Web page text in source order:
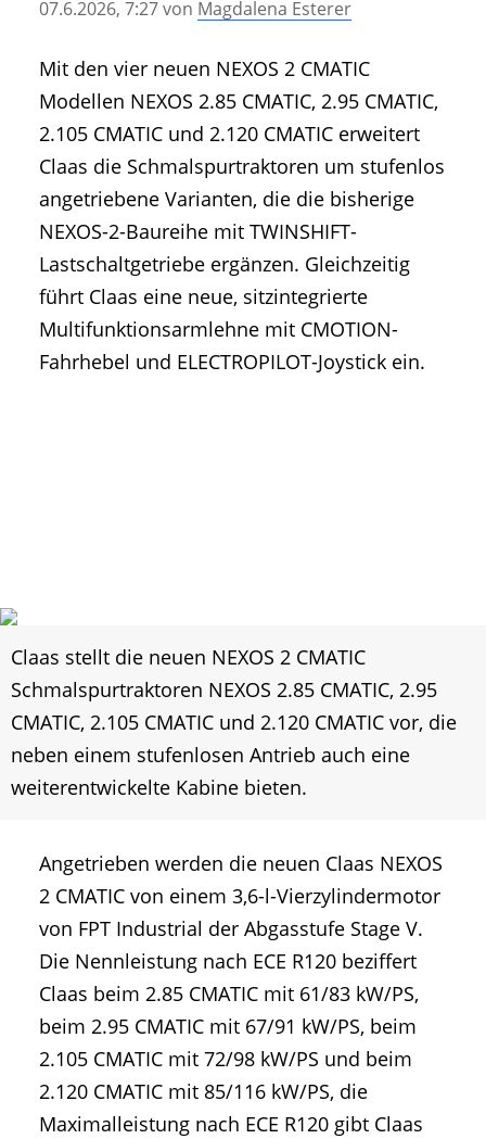
• Geschichte und Geschichten
• Mitteilung der Redaktion
• Agritechnica Neuheiten Archiv
• Artikel nach Hersteller/Marke
07.6.2026, 7:27von Magdalena Esterer
Mit den vier neuen NEXOS 2 CMATIC
Modellen NEXOS 2.85 CMATIC, 2.95 CMATIC,
2.105 CMATIC und 2.120 CMATIC erweitert
Claas die Schmalspurtraktoren um stufenlos
angetriebene Varianten, die die bisherige
NEXOS-2-Baureihe mit TWINSHIFT-
Lastschaltgetriebe ergänzen. Gleichzeitig
führt Claas eine neue, sitzintegrierte
Multifunktionsarmlehne mit CMOTION-
Fahrhebel und ELECTROPILOT-Joystick ein.
Claas stellt die neuen NEXOS 2 CMATIC
Schmalspurtraktoren NEXOS 2.85 CMATIC, 2.95
CMATIC, 2.105 CMATIC und 2.120 CMATIC vor, die
neben einem stufenlosen Antrieb auch eine
weiterentwickelte Kabine bieten.
Angetrieben werden die neuen Claas NEXOS
2 CMATIC von einem 3,6-l-Vierzylindermotor
von FPT Industrial der Abgasstufe Stage V.
Die Nennleistung nach ECE R120 beziffert
Claas beim 2.85 CMATIC mit 61/83 kW/PS,
beim 2.95 CMATIC mit 67/91 kW/PS, beim
2.105 CMATIC mit 72/98 kW/PS und beim
2.120 CMATIC mit 85/116 kW/PS, die
Maximalleistung nach ECE R120 gibt Claas